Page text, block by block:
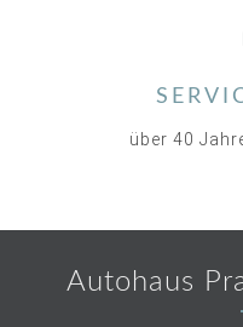
über 40
Autohaus